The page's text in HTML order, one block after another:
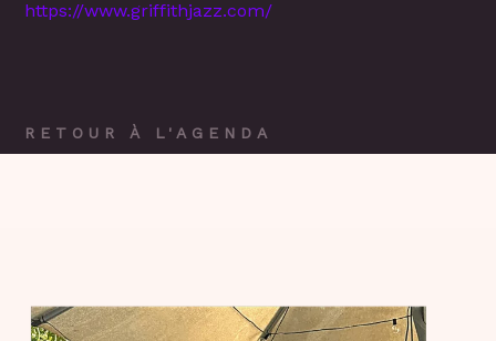
https://www.griffithjazz.com/
RETOUR À L'AGENDA